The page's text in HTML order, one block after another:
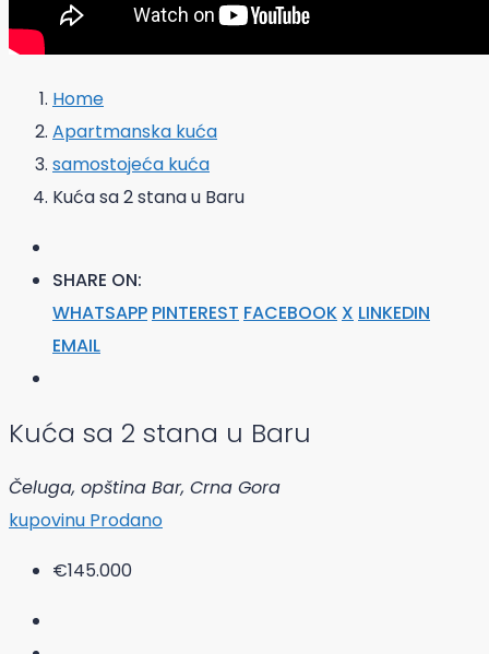
Home
Apartmanska kuća
samostojeća kuća
Kuća sa 2 stana u Baru
SHARE ON:
WHATSAPP PINTEREST FACEBOOK X LINKEDIN
EMAIL
Kuća sa 2 stana u Baru
Čeluga, opština Bar, Crna Gora
kupovinu Prodano
€145.000